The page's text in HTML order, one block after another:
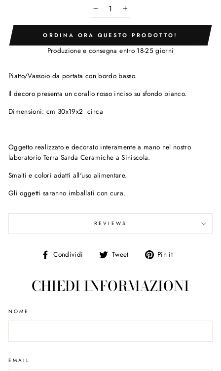
ORDINA ORA QUESTO PRODOTTO!
Produzione e consegna entro 18-25 giorni
Piatto/Vassoio da portata con bordo basso.
Il decoro presenta un corallo rosso inciso su sfondo bianco.
Dimensioni: cm 30x19x2 circa
Oggetto realizzato e decorato interamente a mano nel nostro
laboratorio Terra Sarda Ceramiche a Siniscola.
Smalti e colori adatti all'uso alimentare.
Gli oggetti saranno imballati con cura.
REVIEWS
Condividi
CondividiTweet
Tweet Pin it
CHIEDI INFORMAZIONI
NOME
EMAIL